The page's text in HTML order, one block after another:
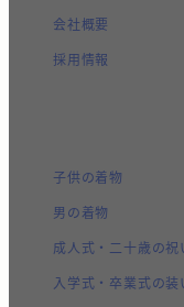
会社概要
採用情報
子供の着物
男の着物
成人式・二十歳の祝
入学式・卒業式の装